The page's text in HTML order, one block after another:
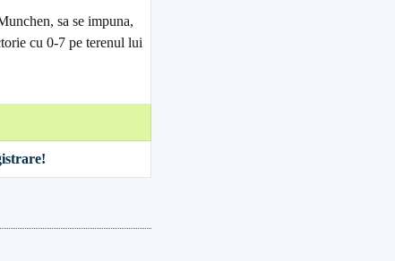
sa se impuna,
cu 0-7 pe terenul lui